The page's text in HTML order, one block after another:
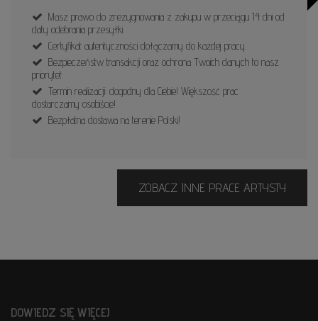
Masz prawo do zrezygnowania z zakupu w przeciągu 14 dni od
daty odebrania przesyłki.
Certyfikat autentyczności dołączamy do każdej pracy.
Bezpieczeństw transakcji oraz ochrona Twoich danych to nasz
priorytet.
Termin realizacji: dogodny dla Ciebie! Większość prac
dostarczamy osobiście!
Bezpłatna dostawa na terenie Polski!
ZOBACZ INNE PRACE ARTYSTY
DOWIEDZ SIĘ WIĘCEJ